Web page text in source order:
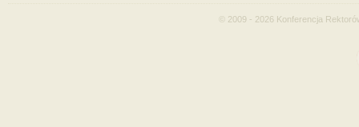
© 2009 - 2026 Konferencja